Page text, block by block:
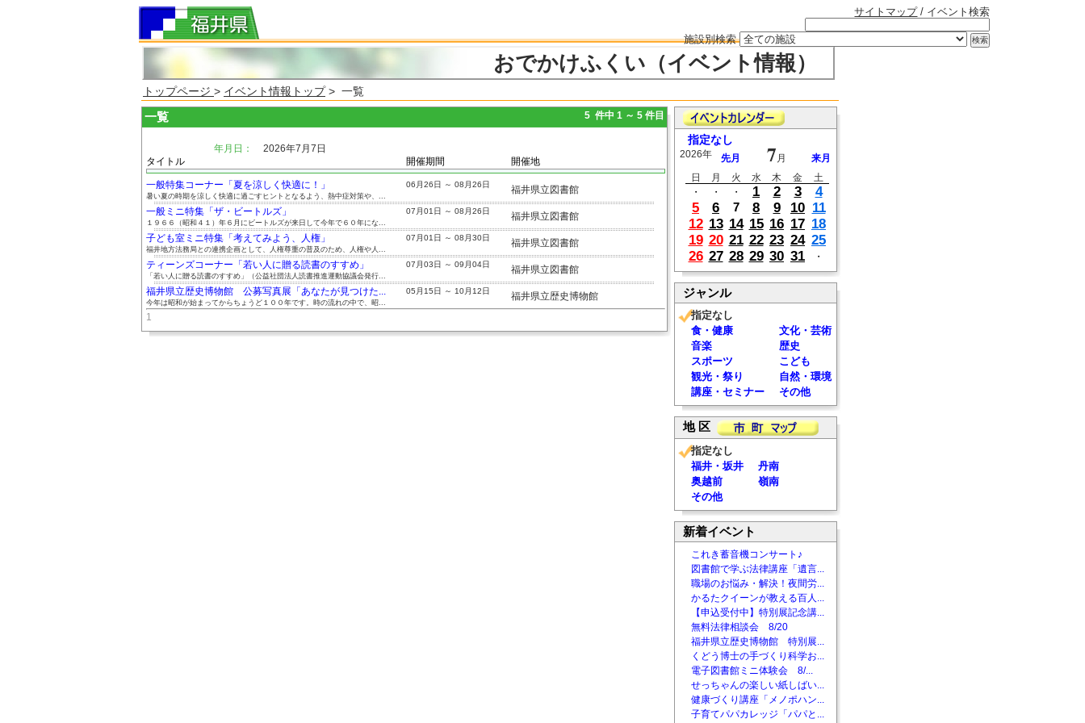
サイトマップ/ イベント検索
施設別検索
おでかけふくい（イベント情報）
トップページ > イベント情報トップ> 一覧
一覧 5 件中 1 ～ 5 件目
年月日：
2026年7月7日
タイトル
開催期間 開催地
一般特集コーナー「夏を涼しく快適に！」 06月26日 ～ 08月26日 福井県立図書館
暑い夏の時期を涼しく快適に過ごすヒントとなるよう、熱中症対策や、...
一般ミニ特集「ザ・ビートルズ」 07月01日 ～ 08月26日 福井県立図書館
１９６６（昭和４１）年６月にビートルズが来日して今年で６０年にな...
子ども室ミニ特集「考えてみよう、人権」 07月01日 ～ 08月30日 福井県立図書館
福井地方法務局との連携企画として、人権尊重の普及のため、人権や人...
ティーンズコーナー「若い人に贈る読書のすすめ」 07月03日 ～ 09月04日 福井県立図書館
「若い人に贈る読書のすすめ」（公益社団法人読書推進運動協議会発行...
福井県立歴史博物館 公募写真展「あなたが見つけた... 05月15日 ～ 10月12日 福井県立歴史博物館
今年は昭和が始まってからちょうど１００年です。時の流れの中で、昭...
1
指定なし
2026年 先月 7 月
来月
日
月 火 水 木 金
土
・
・ ・ 1 2 3
4
5
6 7 8 9 10 11
12 13 14 15 16 17 18
19 20 21 22 23 24 25
26 27 28 29 30 31 ・
ジャンル
指定なし
食・健康
文化・芸術
音楽
歴史
スポーツ
こども
観光・祭り
自然・環境
講座・セミナー
その他
地 区
指定なし
福井・坂井
丹南
奥越前
嶺南
その他
新着イベント
これき蓄音機コンサート♪
図書館で学ぶ法律講座「遺言...
職場のお悩み・解決！夜間労...
かるたクイーンが教える百人...
【申込受付中】特別展記念講...
無料法律相談会 8/20
福井県立歴史博物館 特別展...
くどう博士の手づくり科学お...
電子図書館ミニ体験会 8/...
せっちゃんの楽しい紙しばい...
健康づくり講座「メノポハン...
子育てパパカレッジ「パパと...